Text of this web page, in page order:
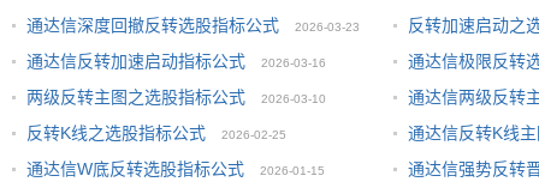
通达信深度回撤反转选股指标公式
2026-03-23
反转加速启动之
通达信反转加速启动指标公式
2026-03-16
通达信极限反转
两级反转主图之选股指标公式
2026-03-10
通达信两级反转
反转K线之选股指标公式
2026-02-25
通达信反转K线
通达信W底反转选股指标公式
2026-01-15
通达信强势反转